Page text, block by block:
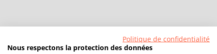
Politique de confidentialité
Nous respectons la protection des données